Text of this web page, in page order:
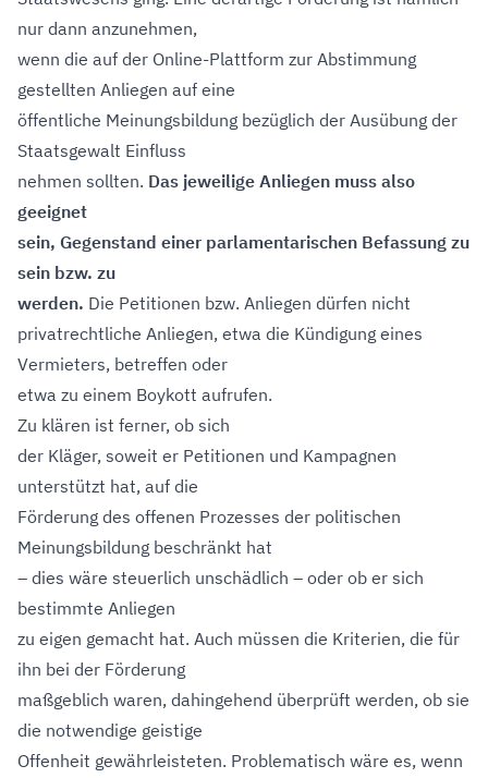
nur dann anzunehmen,
wenn die auf der Online-Plattform zur Abstimmung
gestellten Anliegen auf eine
öffentliche Meinungsbildung bezüglich der Ausübung der
Staatsgewalt Einfluss
nehmen sollten. Das jeweilige Anliegen muss also
geeignet
sein, Gegenstand einer parlamentarischen Befassung zu
sein bzw. zu
werden. Die Petitionen bzw. Anliegen dürfen nicht
privatrechtliche Anliegen, etwa die Kündigung eines
Vermieters, betreffen oder
etwa zu einem Boykott aufrufen.
Zu klären ist ferner, ob sich
der Kläger, soweit er Petitionen und Kampagnen
unterstützt hat, auf die
Förderung des offenen Prozesses der politischen
Meinungsbildung beschränkt hat
– dies wäre steuerlich unschädlich – oder ob er sich
bestimmte Anliegen
zu eigen gemacht hat. Auch müssen die Kriterien, die für
ihn bei der Förderung
maßgeblich waren, dahingehend überprüft werden, ob sie
die notwendige geistige
Offenheit gewährleisteten. Problematisch wäre es, wenn